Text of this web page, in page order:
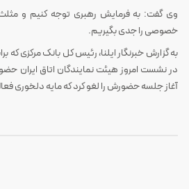
وی گفت: به فرمایش رهبری توجه کنیم و
خصوصی را جدی بگیریم.
به گزارش خبرنگار ایلنا، رئیس کل بانک مرکزی که
در نشست امروز هیئت نمایندگان اتاق ایران
آغاز جلسه حضورش را لغو کرد که مایه